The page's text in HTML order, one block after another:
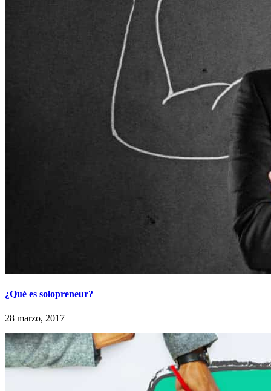
¿Qué es solopreneur?
28 marzo, 2017